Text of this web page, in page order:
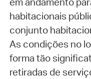
habitacionais
conjunto
As condições no
forma tão
retiradas de